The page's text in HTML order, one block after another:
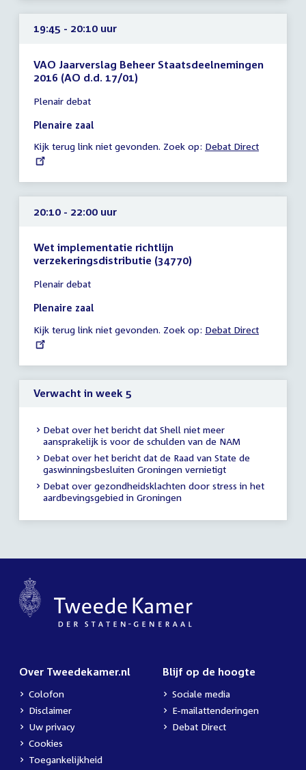
19:45 - 20:10 uur
VAO Jaarverslag Beheer Staatsdeelnemingen
2016 (AO d.d. 17/01)
vergadering
19:45
20:10
uur
Plenair debat
Plenaire zaal
Kijk terug link niet gevonden. Zoek op: External
Debat Direct
20:10 - 22:00 uur
Wet implementatie richtlijn
verzekeringsdistributie (34770)
vergadering
20:10
22:00
uur
Plenair debat
Plenaire zaal
Kijk terug link niet gevonden. Zoek op: External
Debat Direct
Verwacht in week 5
Debat over het bericht dat Shell niet meer
aansprakelijk is voor de schulden van de NAM
Debat over het bericht dat de Raad van State de
gaswinningsbesluiten Groningen vernietigt
Debat over gezondheidsklachten door stress in het
aardbevingsgebied in Groningen
Over Tweedekamer.nl
Colofon
Disclaimer
Uw privacy
Cookies
Toegankelijkheid
Blijf op de hoogte
Sociale media
E-mailattenderingen
Debat Direct